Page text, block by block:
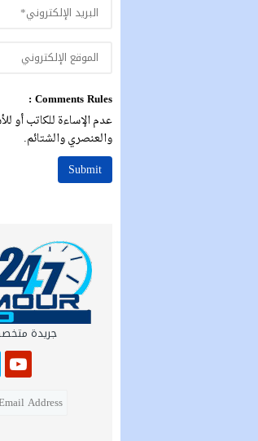
Comments Rules :
عدم الإساءة للكاتب أو
والعنصري والشتائم.
جريدة